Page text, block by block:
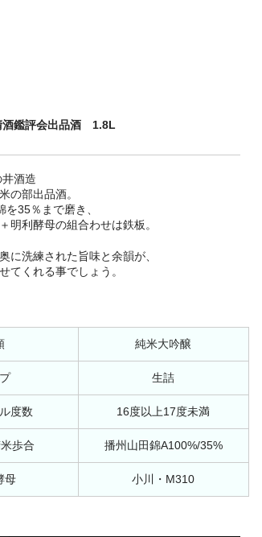
酒鑑評会出品酒 1.8L
酒造
の部出品酒。
35％まで磨き、
明利酵母の組合わせは鉄板。
に洗練された旨味と余韻が、
てくれる事でしょう。
純米大吟醸
生詰
度数 16度以上17度未満
歩合 播州山田錦A100%/35%
母 小川・M310